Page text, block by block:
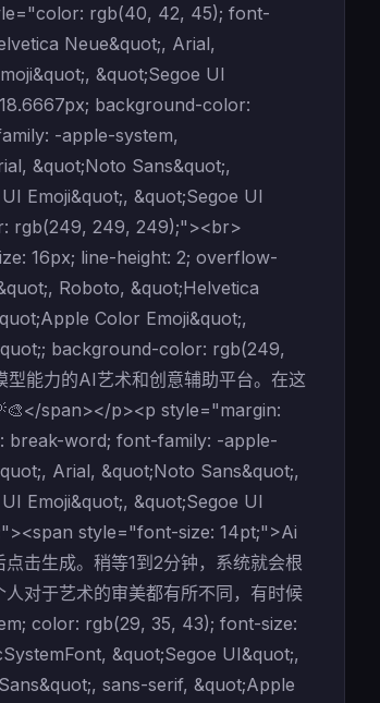
rgb(40, 42, 45); font-
Neue&quot;, Arial,
&quot;Segoe UI
background-color:
-apple-system,
&quot;Noto Sans&quot;,
Emoji&quot;, &quot;Segoe UI
rgb(249, 249, 249);"><br>
16px; line-height: 2; overflow-
Roboto, &quot;Helvetica
Color Emoji&quot;,
background-color: rgb(249,
能力的AI艺术和创意辅助平台。在这
span></p><p style="margin:
break-word; font-family: -apple-
Arial, &quot;Noto Sans&quot;,
Emoji&quot;, &quot;Segoe UI
style="font-size: 14pt;">Ai
击生成。稍等1到2分钟，系统就会根
对于艺术的审美都有所不同，有时候
color: rgb(29, 35, 43); font-size:
&quot;Segoe UI&quot;,
sans-serif, &quot;Apple